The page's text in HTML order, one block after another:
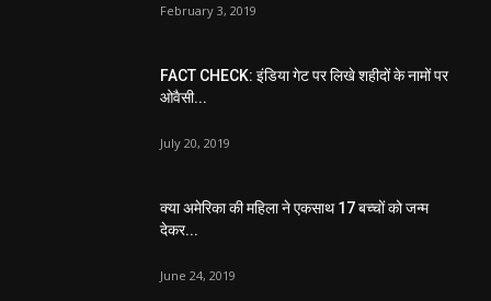
February 3, 2019
FACT CHECK: इंडिया गेट पर लिखे शहीदों के नामों पर
ओवैसी...
July 20, 2019
क्या अमेरिका की महिला ने एकसाथ 17 बच्चों को जन्म
देकर...
June 24, 2019